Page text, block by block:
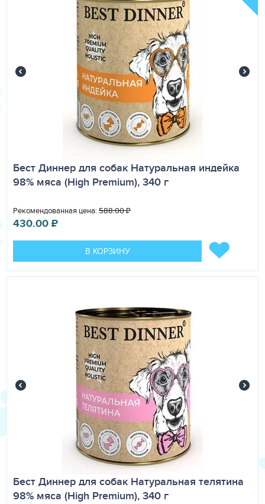
Бест Диннер для собак Натуральная индейка
98% мяса (High Premium), 340 г
Рекомендованная цена: 588.00₽
430.00₽
В КОРЗИНУ
Бест Диннер для собак Натуральная телятина
98% мяса (High Premium), 340 г